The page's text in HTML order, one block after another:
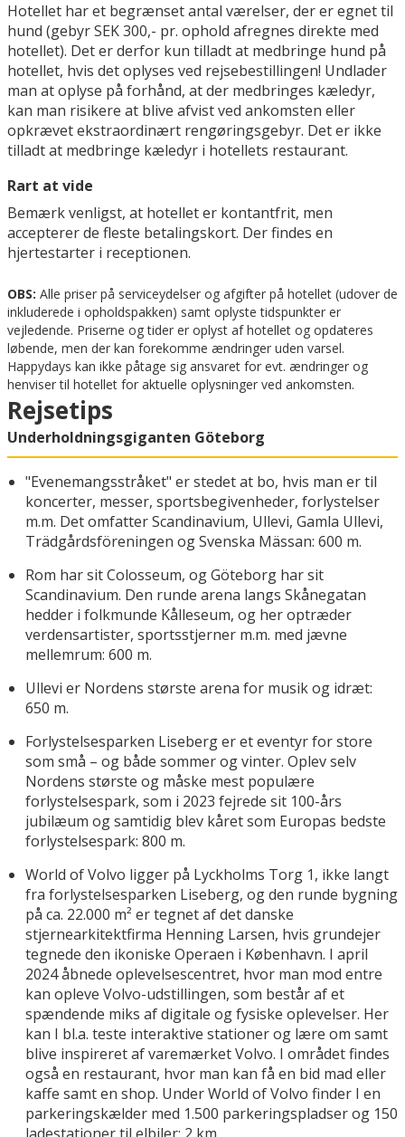
Hotellet har et begrænset antal værelser, der er egnet til
hund (gebyr SEK 300,- pr. ophold afregnes direkte med
hotellet). Det er derfor kun tilladt at medbringe hund på
hotellet, hvis det oplyses ved rejsebestillingen! Undlader
man at oplyse på forhånd, at der medbringes kæledyr,
kan man risikere at blive afvist ved ankomsten eller
opkrævet ekstraordinært rengøringsgebyr. Det er ikke
tilladt at medbringe kæledyr i hotellets restaurant.
Rart at vide
Bemærk venligst, at hotellet er kontantfrit, men
accepterer de fleste betalingskort. Der findes en
hjertestarter i receptionen.
OBS: Alle priser på serviceydelser og afgifter på hotellet (udover de
inkluderede i opholdspakken) samt oplyste tidspunkter er
vejledende. Priserne og tider er oplyst af hotellet og opdateres
løbende, men der kan forekomme ændringer uden varsel.
Happydays kan ikke påtage sig ansvaret for evt. ændringer og
henviser til hotellet for aktuelle oplysninger ved ankomsten.
Rejsetips
Underholdningsgiganten Göteborg
"Evenemangsstråket" er stedet at bo, hvis man er til
koncerter, messer, sportsbegivenheder, forlystelser
m.m. Det omfatter Scandinavium, Ullevi, Gamla Ullevi,
Trädgårdsföreningen og Svenska Mässan: 600 m.
Rom har sit Colosseum, og Göteborg har sit
Scandinavium. Den runde arena langs Skånegatan
hedder i folkmunde Kålleseum, og her optræder
verdensartister, sportsstjerner m.m. med jævne
mellemrum: 600 m.
Ullevi er Nordens største arena for musik og idræt:
650 m.
Forlystelsesparken Liseberg er et eventyr for store
som små – og både sommer og vinter. Oplev selv
Nordens største og måske mest populære
forlystelsespark, som i 2023 fejrede sit 100-års
jubilæum og samtidig blev kåret som Europas bedste
forlystelsespark: 800 m.
World of Volvo ligger på Lyckholms Torg 1, ikke langt
fra forlystelsesparken Liseberg, og den runde bygning
på ca. 22.000 m² er tegnet af det danske
stjernearkitektfirma Henning Larsen, hvis grundejer
tegnede den ikoniske Operaen i København. I april
2024 åbnede oplevelsescentret, hvor man mod entre
kan opleve Volvo-udstillingen, som består af et
spændende miks af digitale og fysiske oplevelser. Her
kan I bl.a. teste interaktive stationer og lære om samt
blive inspireret af varemærket Volvo. I området findes
også en restaurant, hvor man kan få en bid mad eller
kaffe samt en shop. Under World of Volvo finder I en
parkeringskælder med 1.500 parkeringspladser og 150